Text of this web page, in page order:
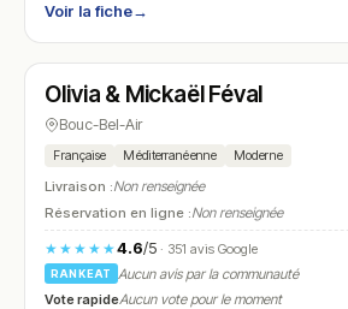
Voir la fiche→
N° 20
Olivia & Mickaël Féval
Bouc-Bel-Air
Française Méditerranéenne Moderne
Livraison :Non renseignée
Réservation en ligne :Non renseignée
★★★★★4.6/5· 351 avis Google
RANKEAT
Aucun avis par la communauté
Vote rapideAucun vote pour le moment